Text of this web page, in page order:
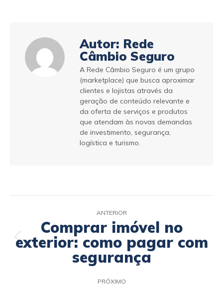
Autor: Rede
Câmbio Seguro
A Rede Câmbio Seguro é um grupo
(marketplace) que busca aproximar
clientes e lojistas através da
geração de conteúdo relevante e
da oferta de serviços e produtos
que atendam às novas demandas
de investimento, segurança,
logística e turismo.
ANTERIOR
Comprar imóvel no
exterior: como pagar com
segurança
PRÓXIMO